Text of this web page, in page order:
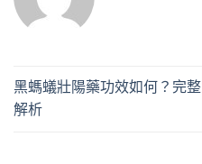
黑螞蟻壯陽藥功效如何？完整
解析